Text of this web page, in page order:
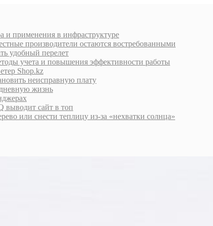
и применения в инфраструктуре
производители остаются востребованными
удобный перелет
учета и повышения эффективности работы
Shop.kz
неисправную плату
жизнь
выводит сайт в топ
или снести теплицу из-за «нехватки солнца»